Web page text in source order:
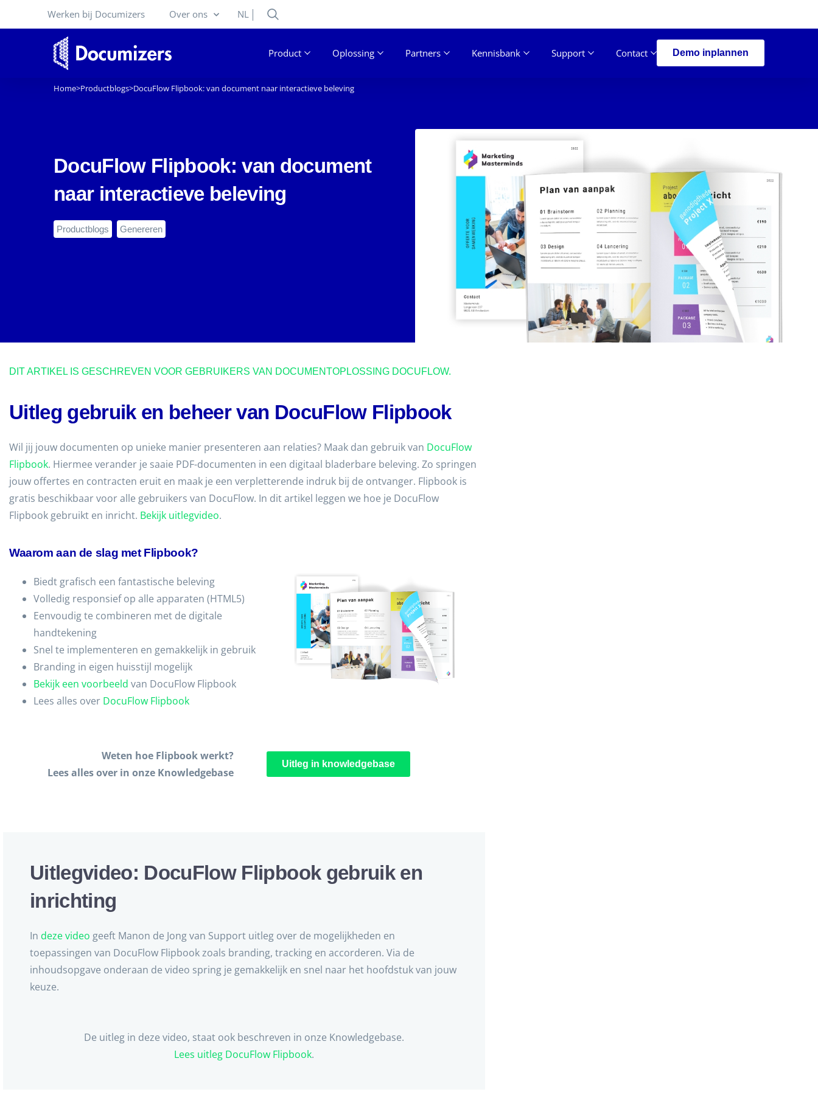
Werken bij Documizers Over ons NL
Product Oplossing Partners Kennisbank Support Contact Demo inplannen
Home>Productblogs>DocuFlow Flipbook: van document naar interactieve beleving
DocuFlow Flipbook: van document
naar interactieve beleving
Productblogs Genereren
DIT ARTIKEL IS GESCHREVEN VOOR GEBRUIKERS VAN DOCUMENTOPLOSSING DOCUFLOW.
Uitleg gebruik en beheer van DocuFlow Flipbook
Wil jij jouw documenten op unieke manier presenteren aan relaties? Maak dan gebruik van DocuFlow
Flipbook. Hiermee verander je saaie PDF-documenten in een digitaal bladerbare beleving. Zo springen
jouw offertes en contracten eruit en maak je een verpletterende indruk bij de ontvanger. Flipbook is
gratis beschikbaar voor alle gebruikers van DocuFlow. In dit artikel leggen we hoe je DocuFlow
Flipbook gebruikt en inricht. Bekijk uitlegvideo.
Waarom aan de slag met Flipbook?
Biedt grafisch een fantastische beleving
Volledig responsief op alle apparaten (HTML5)
Eenvoudig te combineren met de digitale
handtekening
Snel te implementeren en gemakkelijk in gebruik
Branding in eigen huisstijl mogelijk
Bekijk een voorbeeld van DocuFlow Flipbook
Lees alles over DocuFlow Flipbook
Weten hoe Flipbook werkt?
Lees alles over in onze Knowledgebase
Uitleg in knowledgebase
Uitlegvideo: DocuFlow Flipbook gebruik en
inrichting
In deze video geeft Manon de Jong van Support uitleg over de mogelijkheden en
toepassingen van DocuFlow Flipbook zoals branding, tracking en accorderen. Via de
inhoudsopgave onderaan de video spring je gemakkelijk en snel naar het hoofdstuk van jouw
keuze.
De uitleg in deze video, staat ook beschreven in onze Knowledgebase.
Lees uitleg DocuFlow Flipbook.